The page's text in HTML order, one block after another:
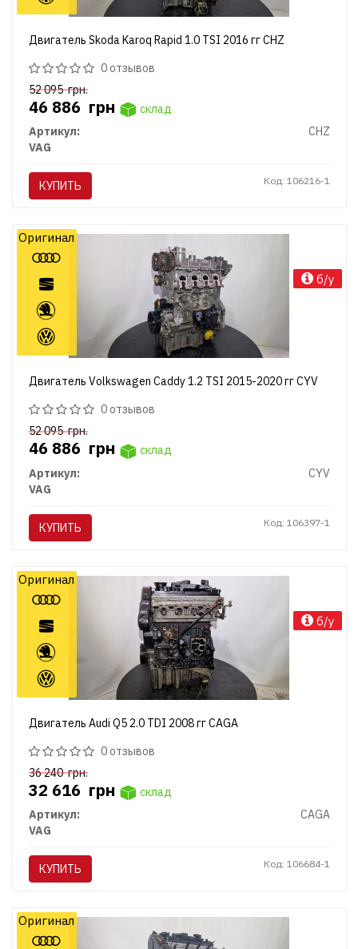
Двигатель Skoda Karoq Rapid 1.0 TSI 2016 гг CHZ
0 отзывов
52 095грн.
46 886 грн
склад
Артикул:
CHZ
VAG
КУПИТЬ Код: 106216-1
Двигатель Volkswagen Caddy 1.2 TSI 2015-2020 гг CYV
0 отзывов
52 095грн.
46 886 грн
склад
Артикул:
CYV
VAG
КУПИТЬ Код: 106397-1
Оригинал
б/у
Двигатель Audi Q5 2.0 TDI 2008 гг CAGA
0 отзывов
36 240грн.
32 616 грн
склад
Артикул:
CAGA
VAG
КУПИТЬ Код: 106684-1
Оригинал
б/у
Оригинал